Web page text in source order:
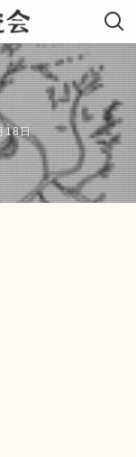
18日